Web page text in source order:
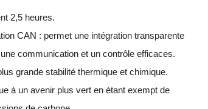
2,5 heures.
CAN : permet une intégration transparente
communication et un contrôle efficaces.
grande stabilité thermique et chimique.
à un avenir plus vert en étant exempt de